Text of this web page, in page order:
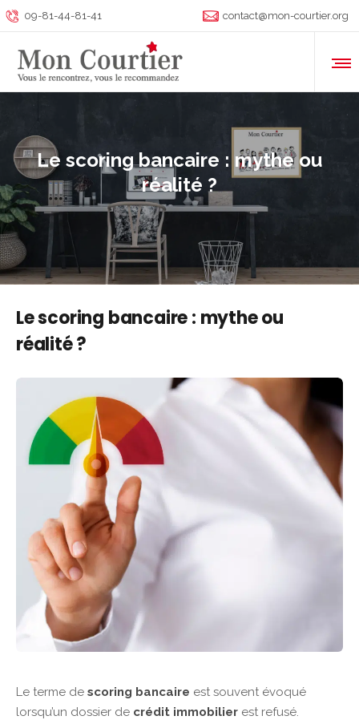
09-81-44-81-41 contact@mon-courtier.org
Le scoring bancaire : mythe ou
réalité ?
Le scoring bancaire : mythe ou
réalité ?
Le terme de scoring bancaire est souvent évoqué
lorsqu’un dossier de crédit immobilier est refusé.